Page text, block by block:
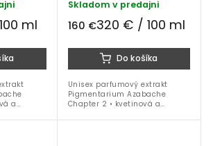
ml
a
ml
Skladom v predajni
160 €320 € / 100 ml
Do košíka
Unisex parfumový extrakt
Pigmentarium Azabache
Chapter 2 • kvetinová a
myrha • 50 ml